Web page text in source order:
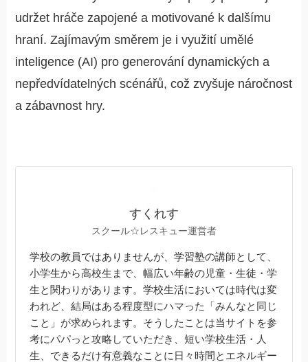
udržet hráče zapojené a motivované k dalšímu
hraní. Zajímavým směrem je i využití umělé
inteligence (AI) pro generování dynamických a
nepředvídatelných scénářů, což zvyšuje náročnost
a zábavnost hry.
すくれす
スクール☆レスキュー運営者
学校の教員ではありませんが、学習塾の講師として、
小学生から高校生まで、幅広い年齢の児童・生徒・学
生と関わりがあります。学校生活においては時代は変
われど、結局はある程度型にハマった「みんなと同じ
こと」が求められます。そうしたことは当サイトを参
考にパパっと攻略していただき、短い学校生活・人
生、できるだけ有意義なことに日々時間とエネルギー